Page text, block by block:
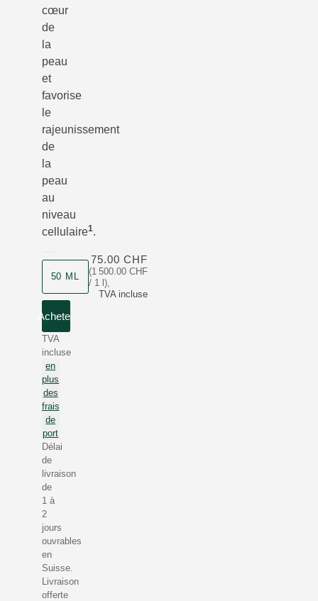
cœur
de
la
peau
et
favorise
le
rajeunissement
de
la
peau
au
niveau
cellulaire1.
50 ML
(1 500.00 CHF
/ 1 l),
TVA incluse
75.00 CHF
Acheter
TVA
incluse
en
plus
des
frais
de
port
Délai
de
livraison
de
1 à
2
jours
ouvrables
en
Suisse.
Livraison
offerte